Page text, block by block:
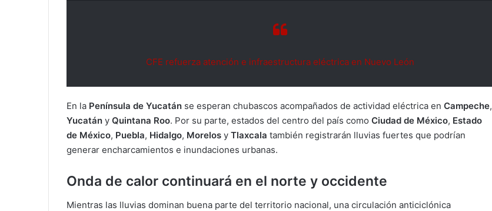
CFE refuerza atención e infraestructura eléctrica en Nuevo León
En la Península de Yucatán se esperan chubascos acompañados de actividad eléctrica enCampeche,
YucatányQuintana Roo. Por su parte, estados del centro del país comoCiudad de México, Estado
de México, Puebla, Hidalgo, MorelosyTlaxcalatambién registrarán lluvias fuertes que podrían
generar encharcamientos e inundaciones urbanas.
Onda de calor continuará en el norte y occidente
Mientras las lluvias dominan buena parte del territorio nacional, una circulación anticiclónica